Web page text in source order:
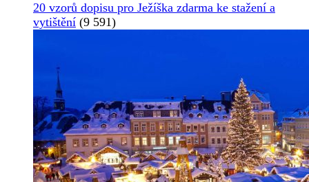
20 vzorů dopisu pro Ježíška zdarma ke stažení a
vytištění (9 591)